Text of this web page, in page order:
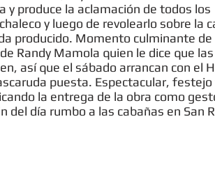
produce la aclamación de todos los
y luego de revolearlo sobre la
producido. Momento culminante de
Randy Mamola quien le dice que las
así que el sábado arrancan con el
puesta. Espectacular,
la entrega de la obra como
del día rumbo a las cabañas en San